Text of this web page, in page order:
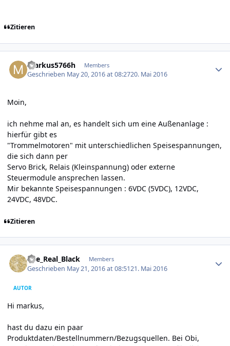
Zitieren
markus5766h Members
Geschrieben May 20, 2016 at 08:2720. Mai 2016
Moin,
ich nehme mal an, es handelt sich um eine Außenanlage :
hierfür gibt es
"Trommelmotoren" mit unterschiedlichen Speisespannungen,
die sich dann per
Servo Brick, Relais (Kleinspannung) oder externe
Steuermodule ansprechen lassen.
Mir bekannte Speisespannungen : 6VDC (5VDC), 12VDC,
24VDC, 48VDC.
Zitieren
The_Real_Black Members
Geschrieben May 21, 2016 at 08:5121. Mai 2016
AUTOR
Hi markus,
hast du dazu ein paar
Produktdaten/Bestellnummern/Bezugsquellen. Bei Obi,